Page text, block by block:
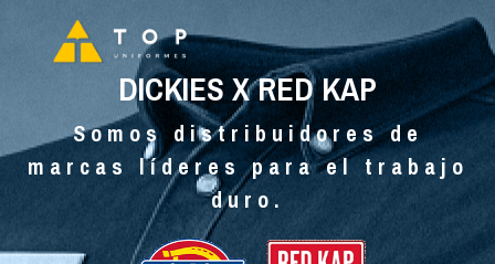
DICKIES X RED KAP
Somos distribuidores de
marcas líderes para el trabajo
duro.